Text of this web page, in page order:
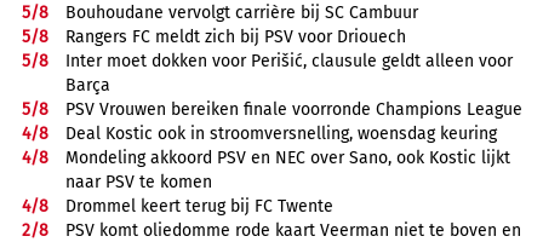
5/8
Bouhoudane vervolgt carrière bij SC Cambuur
5/8
Rangers FC meldt zich bij PSV voor Driouech
5/8
Inter moet dokken voor Perišić, clausule geldt alleen voor
Barça
5/8
PSV Vrouwen bereiken finale voorronde Champions League
4/8
Deal Kostic ook in stroomversnelling, woensdag keuring
4/8
Mondeling akkoord PSV en NEC over Sano, ook Kostic lijkt
naar PSV te komen
4/8
Drommel keert terug bij FC Twente
2/8
PSV komt oliedomme rode kaart Veerman niet te boven en